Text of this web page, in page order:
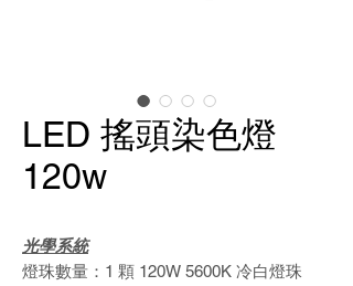
LED 搖頭染色燈
120w
光學系統
燈珠數量：1 顆 120W 5600K 冷白燈珠